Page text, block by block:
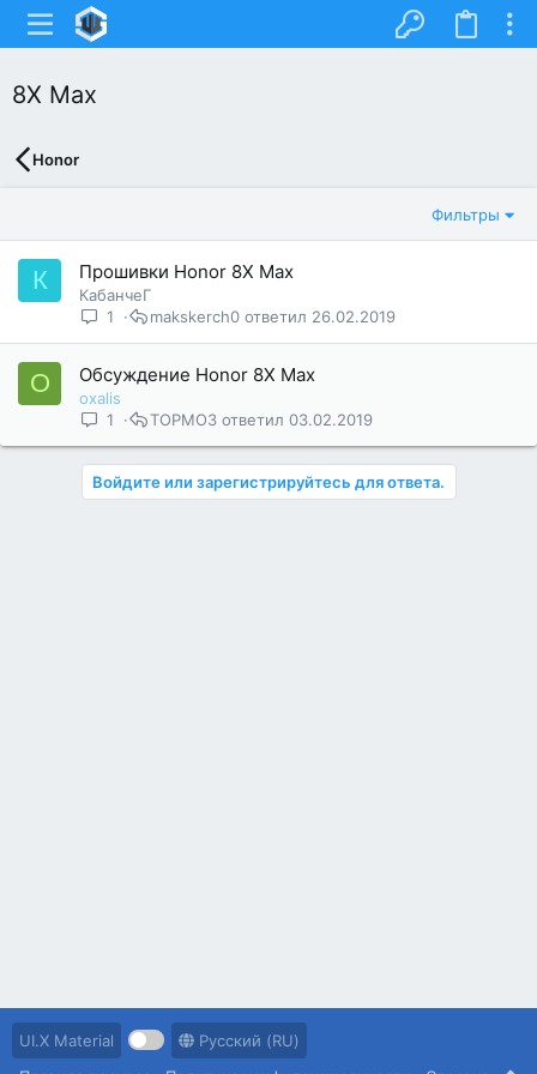
8X Max
Honor
Фильтры
К Прошивки Honor 8X Max
КабанчеГ
1
26.02.2019
makskerch0
O Обсуждение Honor 8X Max
oxalis
1
03.02.2019
TOPMO3
Войдите или зарегистрируйтесь для ответа.
UI.X Material
Русский (RU)